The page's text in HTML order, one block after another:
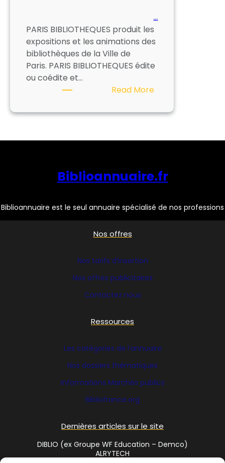
…
PARIS BIBLIOTHEQUES produit les
expositions et les animations des
bibliothèques de la Ville de
Paris. PARIS BIBLIOTHEQUES édite
ou coédite et…
Read More:
BIBLIOTHEQUES
Biblioannuaire.fr
Biblioannuaire est le seul annuaire spécialisé de nos professions
Nos offres
Nos tarifs d’insertion
Nos offres publicitaires
Contactez nous
Ressources
Les catégories de l’annuaire
Nos dossiers thématiques
Informations Marchés publics
Bibliofrance.org
Dernières articles sur le site
DIBLIO (ex Groupe WF Education – Demco)
ALRYTECH